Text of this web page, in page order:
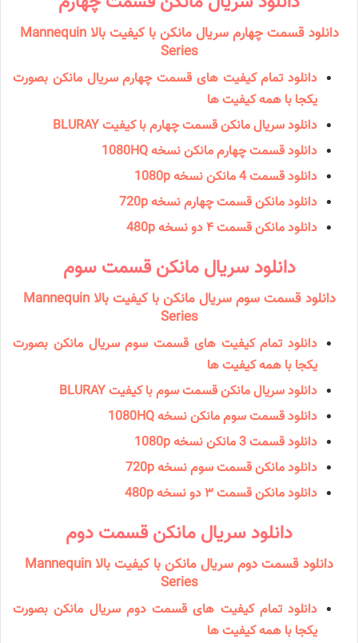
دانلود قسمت چهارم سریال مانکن با کیفیت بالا Mannequin
Series
دانلود تمام کیفیت های قسمت چهارم سریال مانکن بصورت
یکجا با همه کیفیت ها
دانلود سریال مانکن قسمت چهارم با کیفیت BLURAY
دانلود قسمت چهارم مانکن نسخه 1080HQ
دانلود قسمت 4 مانکن نسخه 1080p
دانلود مانکن قسمت چهارم نسخه 720p
دانلود مانکن قسمت ۴ دو نسخه 480p
دانلود سریال مانكن قسمت سوم
دانلود قسمت سوم سریال مانکن با کیفیت بالا Mannequin
Series
دانلود تمام کیفیت های قسمت سوم سریال مانکن بصورت
یکجا با همه کیفیت ها
دانلود سریال مانکن قسمت سوم با کیفیت BLURAY
دانلود قسمت سوم مانکن نسخه 1080HQ
دانلود قسمت 3 مانکن نسخه 1080p
دانلود مانکن قسمت سوم نسخه 720p
دانلود مانکن قسمت ۳ دو نسخه 480p
دانلود سریال مانکن قسمت دوم
دانلود قسمت دوم سریال مانکن با کیفیت بالا Mannequin
Series
دانلود تمام کیفیت های قسمت دوم سریال مانکن بصورت
یکجا با همه کیفیت ها